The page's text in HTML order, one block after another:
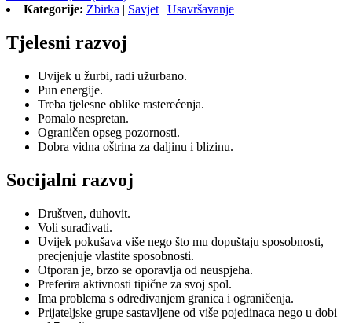
Kategorije: Zbirka | Savjet| Usavršavanje
Tjelesni razvoj
Uvijek u žurbi, radi užurbano.
Pun energije.
Treba tjelesne oblike rasterećenja.
Pomalo nespretan.
Ograničen opseg pozornosti.
Dobra vidna oštrina za daljinu i blizinu.
Socijalni razvoj
Društven, duhovit.
Voli surađivati.
Uvijek pokušava više nego što mu dopuštaju sposobnosti,
precjenjuje vlastite sposobnosti.
Otporan je, brzo se oporavlja od neuspjeha.
Preferira aktivnosti tipične za svoj spol.
Ima problema s određivanjem granica i ograničenja.
Prijateljske grupe sastavljene od više pojedinaca nego u dobi